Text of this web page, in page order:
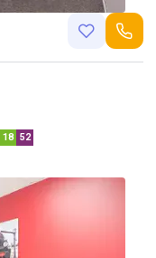
18 52